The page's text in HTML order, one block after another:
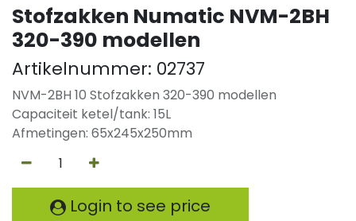
Stofzakken Numatic NVM-2BH
320-390 modellen
Artikelnummer: 02737
NVM-2BH 10 Stofzakken 320-390 modellen
Capaciteit ketel/tank: 15L
Afmetingen: 65x245x250mm
Login to see price